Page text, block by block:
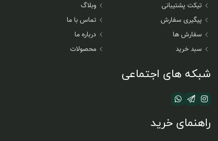
تیکت پشتیبانی
پیگیری سفارش
سفارش ها
سبد خرید
شبکه های اجتماعی
وبلاگ
تماس با ما
درباره ما
محصولات
راهنمای خرید